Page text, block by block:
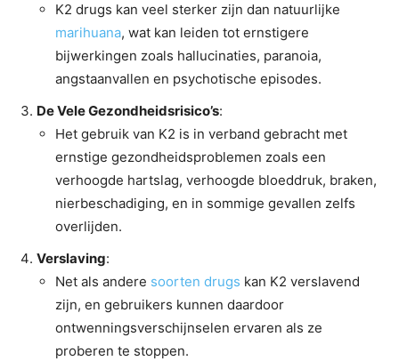
K2 drugs kan veel sterker zijn dan natuurlijke
marihuana, wat kan leiden tot ernstigere
bijwerkingen zoals hallucinaties, paranoia,
angstaanvallen en psychotische episodes.
De Vele Gezondheidsrisico’s:
Het gebruik van K2 is in verband gebracht met
ernstige gezondheidsproblemen zoals een
verhoogde hartslag, verhoogde bloeddruk, braken,
nierbeschadiging, en in sommige gevallen zelfs
overlijden.
Verslaving:
Net als andere soorten drugs kan K2 verslavend
zijn, en gebruikers kunnen daardoor
ontwenningsverschijnselen ervaren als ze
proberen te stoppen.